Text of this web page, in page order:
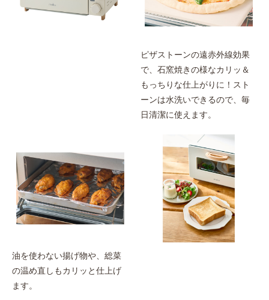
ピザストーンの遠赤外線効果
で、石窯焼きの様なカリッ＆
もっちりな仕上がりに！スト
ーンは水洗いできるので、毎
日清潔に使えます。
油を使わない揚げ物や、総菜
の温め直しもカリッと仕上げ
ます。